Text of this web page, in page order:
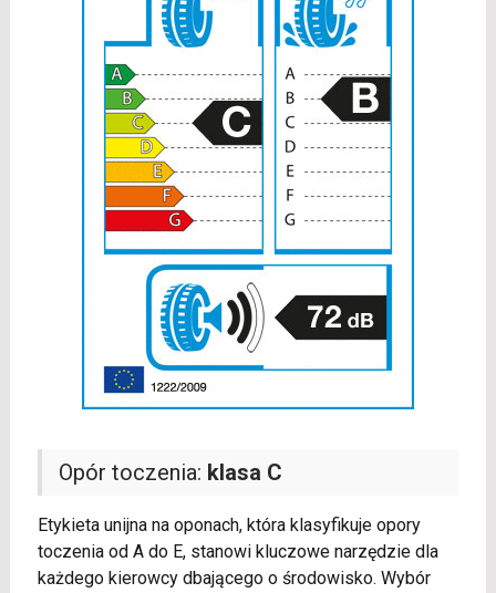
Opór toczenia: klasa C
Etykieta unijna na oponach, która klasyfikuje opory
toczenia od A do E, stanowi kluczowe narzędzie dla
każdego kierowcy dbającego o środowisko. Wybór